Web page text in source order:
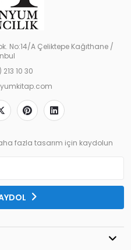
No:14/A Çeliktepe Kağıthane /
213 10 30
fazla tasarım için kaydolun